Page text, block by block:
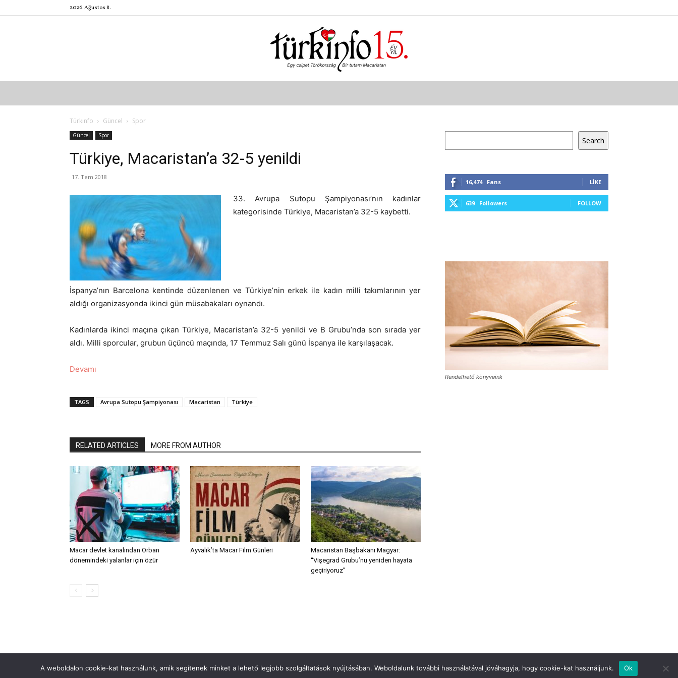
2026. Ağustos 8.
Türkinfo
Türkinfo Güncel Spor
Güncel Spor
Türkiye, Macaristan’a 32-5 yenildi
17. Tem 2018
33. Avrupa Sutopu Şampiyonası’nın kadınlar
kategorisinde Türkiye, Macaristan’a 32-5 kaybetti.
İspanya’nın Barcelona kentinde düzenlenen ve Türkiye’nin erkek ile kadın milli takımlarının yer
aldığı organizasyonda ikinci gün müsabakaları oynandı.
Kadınlarda ikinci maçına çıkan Türkiye, Macaristan’a 32-5 yenildi ve B Grubu’nda son sırada yer
aldı. Milli sporcular, grubun üçüncü maçında, 17 Temmuz Salı günü İspanya ile karşılaşacak.
Devamı
TAGS Avrupa Sutopu Şampiyonası Macaristan Türkiye
RELATED ARTICLES MORE FROM AUTHOR
Macar devlet kanalından Orban
dönemindeki yalanlar için özür
Ayvalık’ta Macar Film Günleri
Macaristan Başbakanı Magyar:
“Vişegrad Grubu’nu yeniden hayata
geçiriyoruz”
Search
16,474 Fans LIKE
639 Followers FOLLOW
Rendelhető könyveink
Türkinfo’ya destek verin Değerli Okur! Hakkımızda
A weboldalon cookie-kat használunk, amik segítenek minket a lehető legjobb szolgáltatások nyújtásában. Weboldalunk további használatával jóváhagyja, hogy cookie-kat használjunk. Ok